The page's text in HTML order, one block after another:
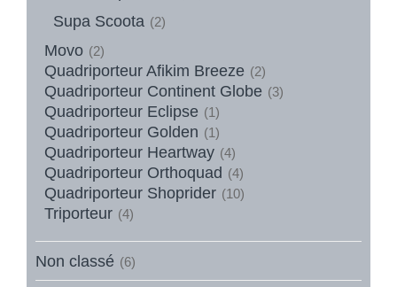
Supa Scoota (2)
Movo (2)
Quadriporteur Afikim Breeze (2)
Quadriporteur Continent Globe (3)
Quadriporteur Eclipse (1)
Quadriporteur Golden (1)
Quadriporteur Heartway (4)
Quadriporteur Orthoquad (4)
Quadriporteur Shoprider (10)
Triporteur (4)
Non classé (6)